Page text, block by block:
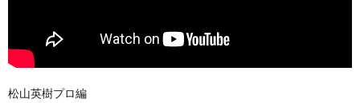
松山英樹プロ編